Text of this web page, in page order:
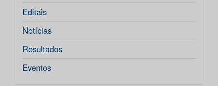
Editais
Notícias
Resultados
Eventos